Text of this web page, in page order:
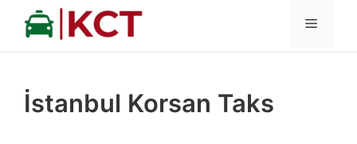
İçeriğe
MENÜ
İstanbul Korsan Taks